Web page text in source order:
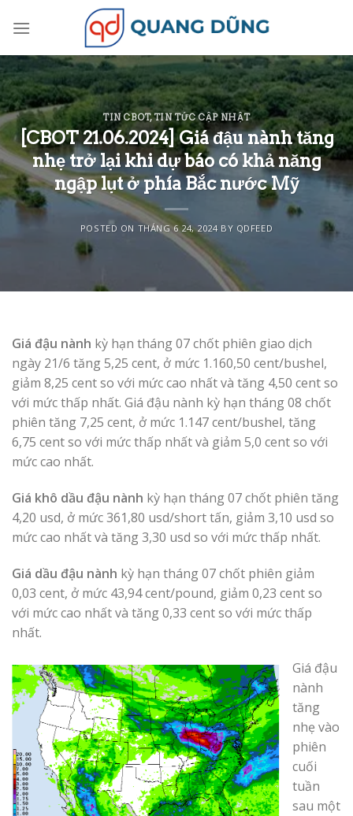
TIN CBOT,TIN TỨC CẬP NHẬT
[CBOT 21.06.2024] Giá đậu nành tăng
nhẹ trở lại khi dự báo có khả năng
ngập lụt ở phía Bắc nước Mỹ
POSTED ON THÁNG 6 24, 2024BY QDFEED
Giá đậu nành kỳ hạn tháng 07 chốt phiên giao dịch
ngày 21/6 tăng 5,25 cent, ở mức 1.160,50 cent/bushel,
giảm 8,25 cent so với mức cao nhất và tăng 4,50 cent so
với mức thấp nhất. Giá đậu nành kỳ hạn tháng 08 chốt
phiên tăng 7,25 cent, ở mức 1.147 cent/bushel, tăng
6,75 cent so với mức thấp nhất và giảm 5,0 cent so với
mức cao nhất.
Giá khô dầu đậu nành kỳ hạn tháng 07 chốt phiên tăng
4,20 usd, ở mức 361,80 usd/short tấn, giảm 3,10 usd so
mức cao nhất và tăng 3,30 usd so với mức thấp nhất.
Giá dầu đậu nành kỳ hạn tháng 07 chốt phiên giảm
0,03 cent, ở mức 43,94 cent/pound, giảm 0,23 cent so
với mức cao nhất và tăng 0,33 cent so với mức thấp
nhất.
Giá đậu
nành
tăng
nhẹ vào
phiên
cuối
tuần
sau một